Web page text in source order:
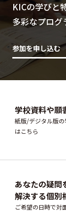
KICの学びと
多彩なプログ
参加を申し込む
学校資料や願
紙版/デジタル版
はこちら
あなたの疑問
解決する個別
ご希望の日時で対